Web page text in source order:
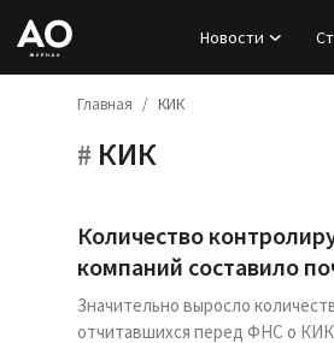
Новости
Новости
Главная КИК
# КИК
Количество
компаний составило
Значительно выросло
отчитавшихся перед ФНС о КИК